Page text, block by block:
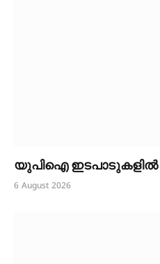
യുപിഐ ഇടപാടുകളിൽ
6 August 2026